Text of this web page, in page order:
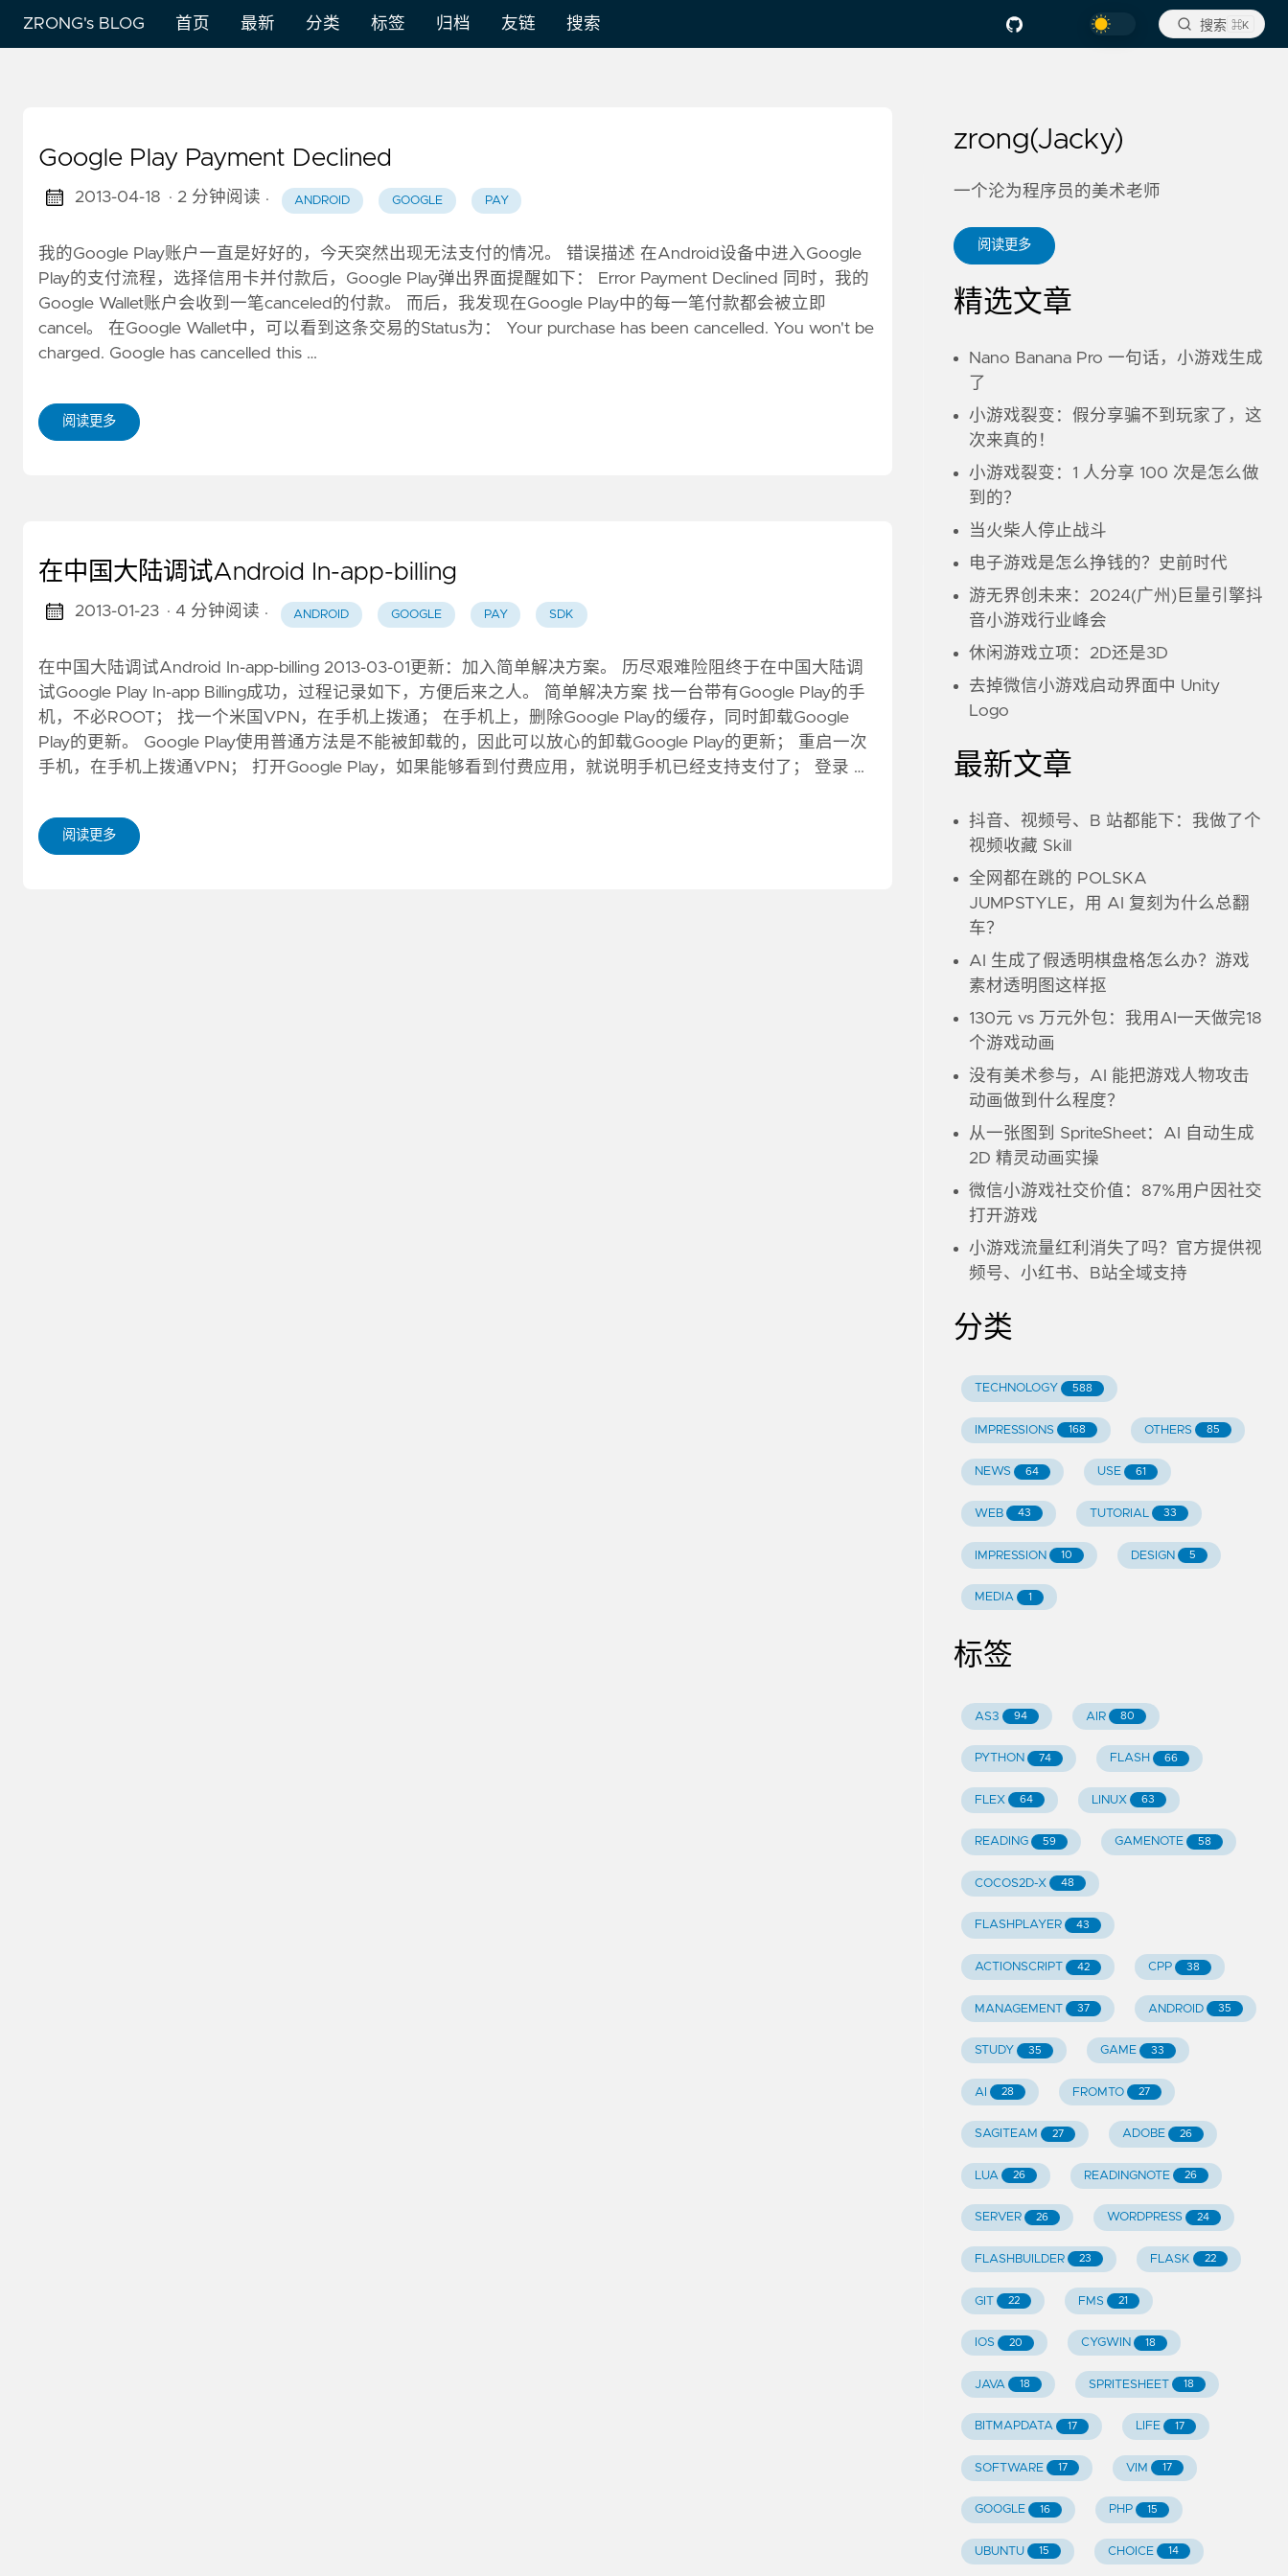
ZRONG's BLOG 首页 最新 分类 标签 归档 友链 搜索 搜索 ⌘K
Google Play Payment Declined
2013-04-18 · 2 分钟阅读 · ANDROID GOOGLE PAY
我的Google Play账户一直是好好的，今天突然出现无法支付的情况。 错误描述 在Android设备中进入Google
Play的支付流程，选择信用卡并付款后，Google Play弹出界面提醒如下： Error Payment Declined 同时，我的
Google Wallet账户会收到一笔canceled的付款。 而后，我发现在Google Play中的每一笔付款都会被立即
cancel。 在Google Wallet中，可以看到这条交易的Status为： Your purchase has been cancelled. You won't be
charged. Google has cancelled this …
阅读更多
在中国大陆调试Android In-app-billing
2013-01-23 · 4 分钟阅读 · ANDROID GOOGLE PAY SDK
在中国大陆调试Android In-app-billing 2013-03-01更新：加入简单解决方案。 历尽艰难险阻终于在中国大陆调
试Google Play In-app Billing成功，过程记录如下，方便后来之人。 简单解决方案 找一台带有Google Play的手
机，不必ROOT； 找一个米国VPN，在手机上拨通； 在手机上，删除Google Play的缓存，同时卸载Google
Play的更新。 Google Play使用普通方法是不能被卸载的，因此可以放心的卸载Google Play的更新； 重启一次
手机，在手机上拨通VPN； 打开Google Play，如果能够看到付费应用，就说明手机已经支持支付了； 登录 …
阅读更多
zrong(Jacky)
一个沦为程序员的美术老师
阅读更多
精选文章
Nano Banana Pro 一句话，小游戏生成
了
小游戏裂变：假分享骗不到玩家了，这
次来真的！
小游戏裂变：1 人分享 100 次是怎么做
到的？
当火柴人停止战斗
电子游戏是怎么挣钱的？史前时代
游无界创未来：2024(广州)巨量引擎抖
音小游戏行业峰会
休闲游戏立项：2D还是3D
去掉微信小游戏启动界面中 Unity
Logo
最新文章
抖音、视频号、B 站都能下：我做了个
视频收藏 Skill
全网都在跳的 POLSKA
JUMPSTYLE，用 AI 复刻为什么总翻
车？
AI 生成了假透明棋盘格怎么办？游戏
素材透明图这样抠
130元 vs 万元外包：我用AI一天做完18
个游戏动画
没有美术参与，AI 能把游戏人物攻击
动画做到什么程度？
从一张图到 SpriteSheet：AI 自动生成
2D 精灵动画实操
微信小游戏社交价值：87%用户因社交
打开游戏
小游戏流量红利消失了吗？官方提供视
频号、小红书、B站全域支持
分类
TECHNOLOGY 588
IMPRESSIONS 168 OTHERS 85
NEWS 64 USE 61
WEB 43 TUTORIAL 33
IMPRESSION 10 DESIGN 5
MEDIA 1
标签
AS3 94 AIR 80
PYTHON 74 FLASH 66
FLEX 64 LINUX 63
READING 59 GAMENOTE 58
COCOS2D-X 48
FLASHPLAYER 43
ACTIONSCRIPT 42 CPP 38
MANAGEMENT 37 ANDROID 35
STUDY 35 GAME 33
AI 28 FROMTO 27
SAGITEAM 27 ADOBE 26
LUA 26 READINGNOTE 26
SERVER 26 WORDPRESS 24
FLASHBUILDER 23 FLASK 22
GIT 22 FMS 21
IOS 20 CYGWIN 18
JAVA 18 SPRITESHEET 18
BITMAPDATA 17 LIFE 17
SOFTWARE 17 VIM 17
GOOGLE 16 PHP 15
UBUNTU 15 CHOICE 14